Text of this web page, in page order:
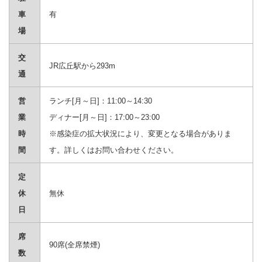
車
場
有
交
通
JR広丘駅から293m
営
業
時
間
ランチ[月～日]：11:00～14:30
ディナー[月～日]：17:00～23:00
※感染症の拡大状況により、変更となる場合がありま
す。詳しくはお問い合わせください。
定
休
日
無休
席
数
90席(全席禁煙)